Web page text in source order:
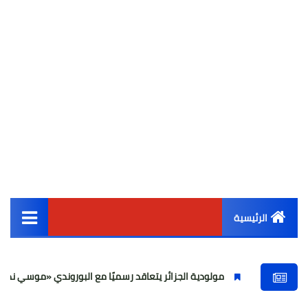
الرئيسية
أخبار مصر
مولودية الجزائر يتعاقد رسميًا مع البوروندي «موسي ندووموي»